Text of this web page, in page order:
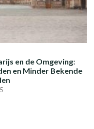
en de Omgeving:
en Minder Bekende